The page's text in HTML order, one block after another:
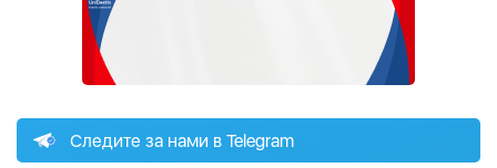
Следите за нами в Telegram